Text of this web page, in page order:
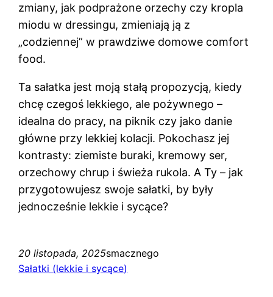
zmiany, jak podprażone orzechy czy kropla
miodu w dressingu, zmieniają ją z
„codziennej” w prawdziwe domowe comfort
food.
Ta sałatka jest moją stałą propozycją, kiedy
chcę czegoś lekkiego, ale pożywnego –
idealna do pracy, na piknik czy jako danie
główne przy lekkiej kolacji. Pokochasz jej
kontrasty: ziemiste buraki, kremowy ser,
orzechowy chrup i świeża rukola. A Ty – jak
przygotowujesz swoje sałatki, by były
jednocześnie lekkie i sycące?
20 listopada, 2025smacznego
Sałatki (lekkie i sycące)